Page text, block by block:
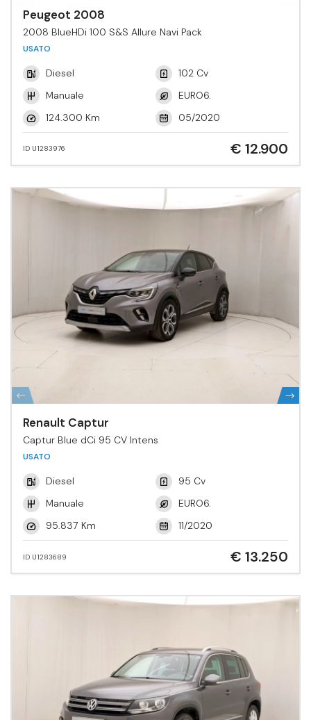
Peugeot 2008
2008 BlueHDi 100 S&S Allure Navi Pack
USATO
Diesel
102 Cv
Manuale
EURO6.
124.300 Km
05/2020
ID U1283976 € 12.900
Renault Captur
Captur Blue dCi 95 CV Intens
USATO
Diesel
95 Cv
Manuale
EURO6.
95.837 Km
11/2020
ID U1283689 € 13.250